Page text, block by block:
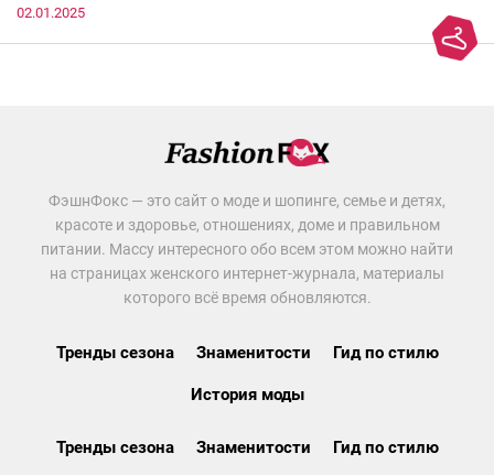
02.01.2025
ФэшнФокс — это сайт о моде и шопинге, семье и детях,
красоте и здоровье, отношениях, доме и правильном
питании. Массу интересного обо всем этом можно найти
на страницах женского интернет-журнала, материалы
которого всё время обновляются.
Тренды сезона Знаменитости Гид по стилю
История моды
Тренды сезона Знаменитости Гид по стилю